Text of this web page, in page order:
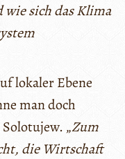
sich das Klima
lokaler Ebene
man doch
„Zum
die Wirtschaft